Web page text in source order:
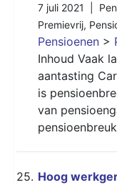
7 juli 2021 |
Premievrij,
Pensioenen >
Inhoud Vaak
aantasting
is
van
25. Hoog